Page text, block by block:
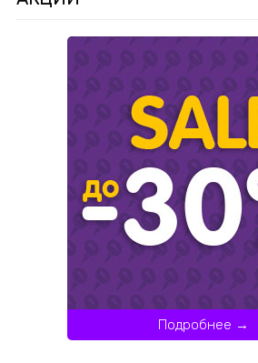
Подробнее →